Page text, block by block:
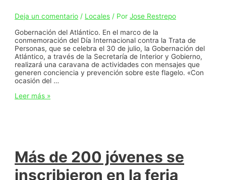
Deja un comentario / Locales / PorJose Restrepo
Gobernación del Atlántico. En el marco de la
conmemoración del Día Internacional contra la Trata de
Personas, que se celebra el 30 de julio, la Gobernación del
Atlántico, a través de la Secretaría de Interior y Gobierno,
realizará una caravana de actividades con mensajes que
generen conciencia y prevención sobre este flagelo. «Con
ocasión del …
El
la
Trata
de
Personas
Leer más »
Más de 200 jóvenes se
inscribieron en la feria